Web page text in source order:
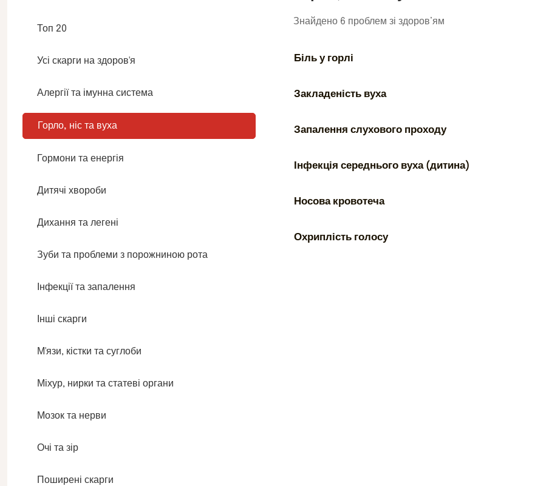
Топ 20
Усі скарги на здоров'я
Алергії та імунна система
Горло, ніс та вуха
Гормони та енергія
Дитячі хвороби
Дихання та легені
Зуби та проблеми з порожниною рота
Інфекції та запалення
Інші скарги
М'язи, кістки та суглоби
Міхур, нирки та статеві органи
Мозок та нерви
Очі та зір
Поширені скарги
Знайдено 6 проблем зі здоров’ям
Біль у горлі
Закладеність вуха
Запалення слухового проходу
Інфекція середнього вуха (дитина)
Носова кровотеча
Охриплість голосу